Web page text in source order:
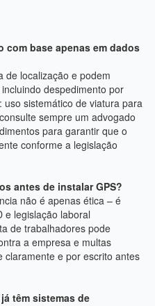
base apenas em dados
de localização e podem
despedimento por
sistemático de viatura para
sempre um advogado
para garantir que o
conforme a legislação
antes de instalar GPS?
não é apenas ética – é
e legislação laboral
de trabalhadores pode
a empresa e multas
claramente e por escrito antes
têm sistemas de